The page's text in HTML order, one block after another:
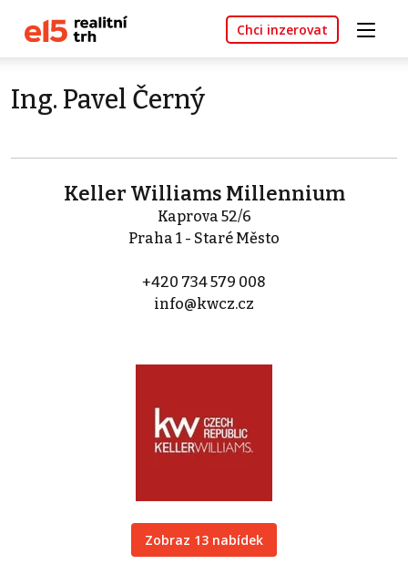
Chci inzerovat
Ing. Pavel Černý
Keller Williams Millennium
Kaprova 52/6
Praha 1 - Staré Město
+420 734 579 008
info@kwcz.cz
Zobraz 13 nabídek